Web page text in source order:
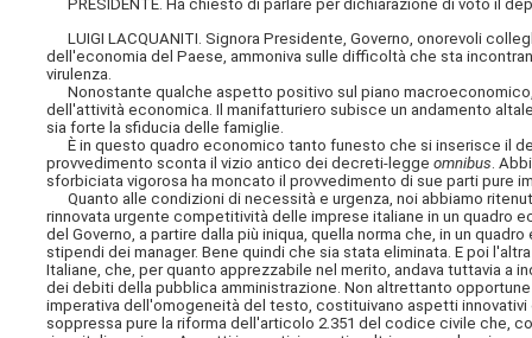
PRESIDENTE. Ha chiesto di parlare per dichiarazione di voto il
LUIGI LACQUANITI. Signora Presidente, Governo, onorevoli
dell'economia del Paese, ammoniva sulle difficoltà che sta
virulenza.
Nonostante qualche aspetto positivo sul piano
dell'attività economica. Il manifatturiero subisce un andamento
sia forte la sfiducia delle famiglie.
È in questo quadro economico tanto funesto che si inserisce il
provvedimento sconta il vizio antico dei decreti-leggeomnibus .
sforbiciata vigorosa ha moncato il provvedimento di sue parti pure
Quanto alle condizioni di necessità e urgenza, noi abbiamo
rinnovata urgente competitività delle imprese italiane in un quadro
del Governo, a partire dalla più iniqua, quella norma che, in un
stipendi dei manager. Bene quindi che sia stata eliminata. E poi
Italiane, che, per quanto apprezzabile nel merito, andava tuttavia a
dei debiti della pubblica amministrazione. Non altrettanto
imperativa dell'omogeneità del testo, costituivano aspetti
soppressa pure la riforma dell'articolo 2.351 del codice civile che,